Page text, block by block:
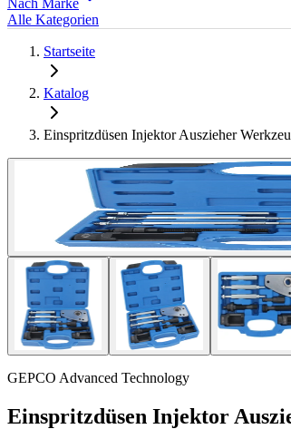
Nach Marke
Alle Kategorien
Startseite
Katalog
Einspritzdüsen Injektor Auszieher
GEPCO Advanced Technology
Einspritzdüsen Injektor